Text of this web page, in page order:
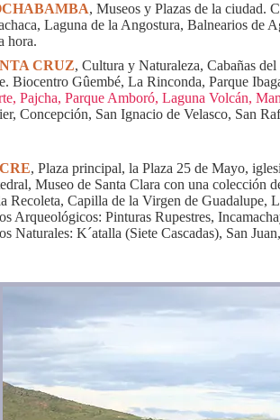
, Museos y Plazas de la ciudad.
Laguna de la Angostura, Balnearios de
hora.
CRUZ, Cultura y Naturaleza, Cabañas
Biocentro Gûembé, La Rinconda, Parque
Pajcha, Parque Amboró, Laguna Volcán,
Concepción, San Ignacio de Velasco, San
, Plaza principal, la Plaza 25 de Mayo,
Museo de Santa Clara con una colección
Recoleta, Capilla de la Virgen de Guadalupe,
Arqueológicos: Pinturas Rupestres,
Naturales: K´atalla (Siete Cascadas), San